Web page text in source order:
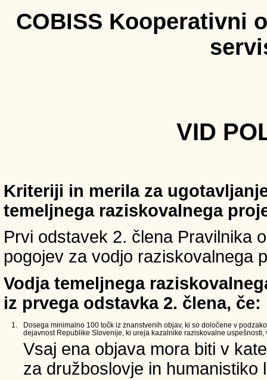
COBISS Kooperativni
VID
Kriteriji in merila za
temeljnega raziskovalnega
Prvi odstavek 2. člena Pravilnika
pogojev za vodjo raziskovalnega
Vodja temeljnega
iz prvega odstavka 2. člena, če:
1.
Dosega minimalno 100 točk iz znanstvenih objav, ki so določene v
dejavnost Republike Slovenije, ki ureja kazalnike raziskovalne uspešnosti,
Vsaj ena objava mora biti v
za družboslovje in humanistiko